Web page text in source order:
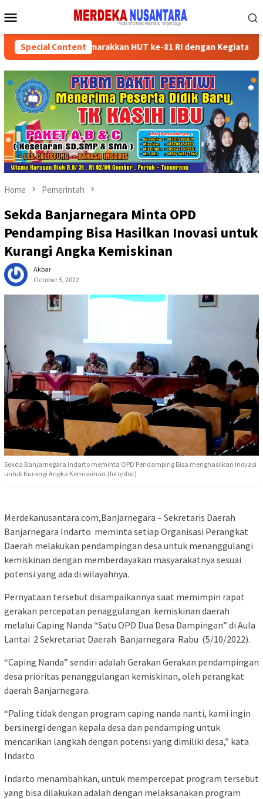
to
Menu
Special Content
Partai Semarakkan HUT ke-81 RI dengan Kegiatan Sosial
Home Pemerintah
Sekda Banjarnegara Minta OPD
Pendamping Bisa Hasilkan Inovasi untuk
Kurangi Angka Kemiskinan
Akbar
October 5, 2022
Sekda Banjarnegara Indarto meminta OPD Pendamping Bisa menghasilkan Inovasi
untuk Kurangi Angka Kemiskinan.(foto/doc)
Merdekanusantara.com,Banjarnegara – Sekretaris Daerah
Banjarnegara Indarto meminta setiap Organisasi Perangkat
Daerah melakukan pendampingan desa untuk menanggulangi
kemiskinan dengan memberdayakan masyarakatnya sesuai
potensi yang ada di wilayahnya.
Pernyataan tersebut disampaikannya saat memimpin rapat
gerakan percepatan penaggulangan kemiskinan daerah
melalui Caping Nanda “Satu OPD Dua Desa Dampingan” di Aula
Lantai 2 Sekretariat Daerah Banjarnegara Rabu (5/10/2022).
“Caping Nanda” sendiri adalah Gerakan Gerakan pendampingan
desa prioritas penanggulangan kemiskinan, oleh perangkat
daerah Banjarnegara.
“Paling tidak dengan program caping nanda nanti, kami ingin
bersinergi dengan kepala desa dan pendamping untuk
mencarikan langkah dengan potensi yang dimiliki desa,” kata
Indarto
Indarto menambahkan, untuk mempercepat program tersebut
yang bisa dilakukan adalah dengan melaksanakan program